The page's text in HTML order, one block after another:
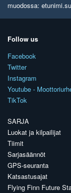
muodossa:
Follow us
Facebook
Twitter
Instagram
Youtube -
TikTok
SARJA
Luokat ja kilpailijat
Tiimit
Sarjasäännöt
GPS-seuranta
Katsastusajat
Flying Finn Future